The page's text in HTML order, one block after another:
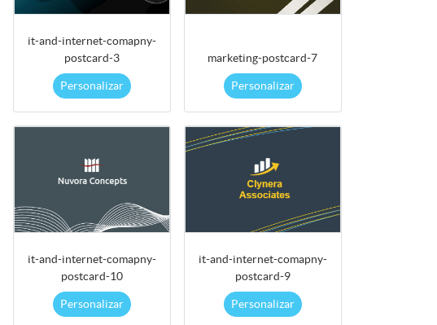
it-and-internet-comapny-
postcard-3
Personalizar
marketing-postcard-7
Personalizar
it-and-internet-comapny-
postcard-10
Personalizar
it-and-internet-comapny-
postcard-9
Personalizar